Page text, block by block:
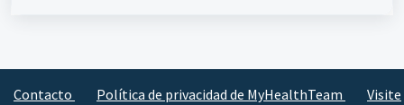
Contacto Política de privacidad de MyHealthTeam
Visite